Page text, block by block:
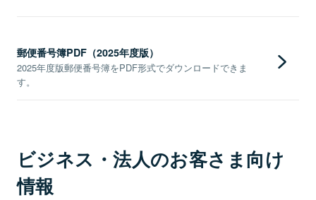
郵便番号簿PDF（2025年度版）
2025年度版郵便番号簿をPDF形式でダウンロードできま
す。
ビジネス・法人のお客さま向け
情報